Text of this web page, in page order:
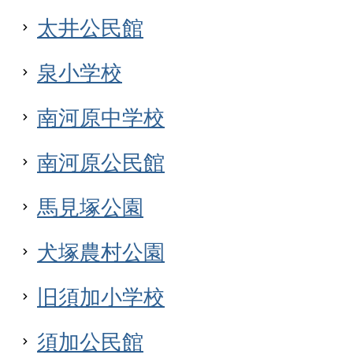
太井公民館
泉小学校
南河原中学校
南河原公民館
馬見塚公園
犬塚農村公園
旧須加小学校
須加公民館